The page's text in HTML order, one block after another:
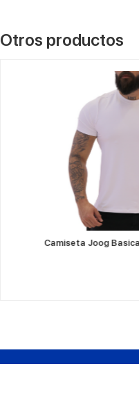
Otros productos
Camiseta Joog